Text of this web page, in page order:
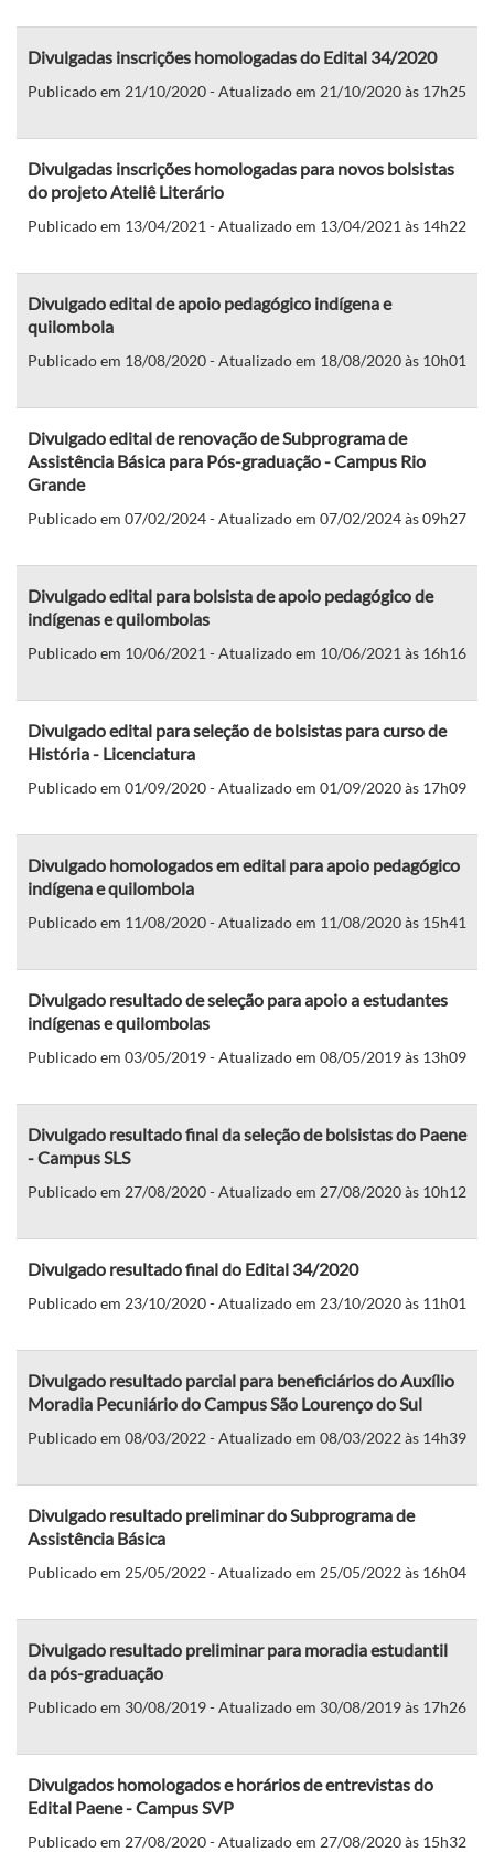
Divulgadas inscrições homologadas do Edital 34/2020
Publicado em 21/10/2020 - Atualizado em 21/10/2020 às 17h25
Divulgadas inscrições homologadas para novos bolsistas
do projeto Ateliê Literário
Publicado em 13/04/2021 - Atualizado em 13/04/2021 às 14h22
Divulgado edital de apoio pedagógico indígena e
quilombola
Publicado em 18/08/2020 - Atualizado em 18/08/2020 às 10h01
Divulgado edital de renovação de Subprograma de
Assistência Básica para Pós-graduação - Campus Rio
Grande
Publicado em 07/02/2024 - Atualizado em 07/02/2024 às 09h27
Divulgado edital para bolsista de apoio pedagógico de
indígenas e quilombolas
Publicado em 10/06/2021 - Atualizado em 10/06/2021 às 16h16
Divulgado edital para seleção de bolsistas para curso de
História - Licenciatura
Publicado em 01/09/2020 - Atualizado em 01/09/2020 às 17h09
Divulgado homologados em edital para apoio pedagógico
indígena e quilombola
Publicado em 11/08/2020 - Atualizado em 11/08/2020 às 15h41
Divulgado resultado de seleção para apoio a estudantes
indígenas e quilombolas
Publicado em 03/05/2019 - Atualizado em 08/05/2019 às 13h09
Divulgado resultado final da seleção de bolsistas do Paene
- Campus SLS
Publicado em 27/08/2020 - Atualizado em 27/08/2020 às 10h12
Divulgado resultado final do Edital 34/2020
Publicado em 23/10/2020 - Atualizado em 23/10/2020 às 11h01
Divulgado resultado parcial para beneficiários do Auxílio
Moradia Pecuniário do Campus São Lourenço do Sul
Publicado em 08/03/2022 - Atualizado em 08/03/2022 às 14h39
Divulgado resultado preliminar do Subprograma de
Assistência Básica
Publicado em 25/05/2022 - Atualizado em 25/05/2022 às 16h04
Divulgado resultado preliminar para moradia estudantil
da pós-graduação
Publicado em 30/08/2019 - Atualizado em 30/08/2019 às 17h26
Divulgados homologados e horários de entrevistas do
Edital Paene - Campus SVP
Publicado em 27/08/2020 - Atualizado em 27/08/2020 às 15h32